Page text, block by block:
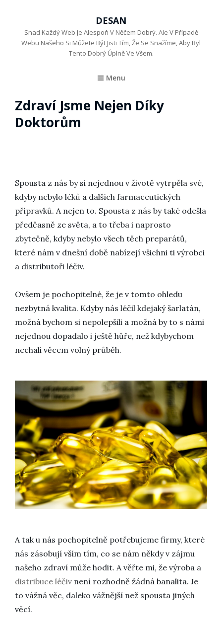
DESAN
Snad Každý Web Je Alespoň V Něčem Dobrý. Ale V Případě
Webu Našeho Si Můžete Být Jisti Tím, Že Se Snažíme, Aby Byl
Tento Dobrý Úplně Ve Všem.
Menu
Zdraví Jsme Nejen Díky
Doktorům
Spousta z nás by si nejednou v životě vytrpěla své,
kdyby nebylo léků a dalších farmaceutických
přípravků. A nejen to. Spousta z nás by také odešla
předčasně ze světa, a to třeba i naprosto
zbytečně, kdyby nebylo všech těch preparátů,
které nám v dnešní době nabízejí všichni ti výrobci
a distributoři léčiv.
Ovšem je pochopitelné, že je v tomto ohledu
nezbytná kvalita. Kdyby nás léčil kdejaký šarlatán,
možná bychom si nepolepšili a možná by to s námi
nejednou dopadalo i ještě hůře, než kdybychom
nechali věcem volný průběh.
A tak u nás pochopitelně potřebujeme firmy, které
nás zásobují vším tím, co se nám někdy v zájmu
našeho zdraví může hodit. A věřte mi, že výroba a
distribuce léčiv není rozhodně žádná banalita. Je
to vážná věc, daleko vážnější než spousta jiných
věcí.